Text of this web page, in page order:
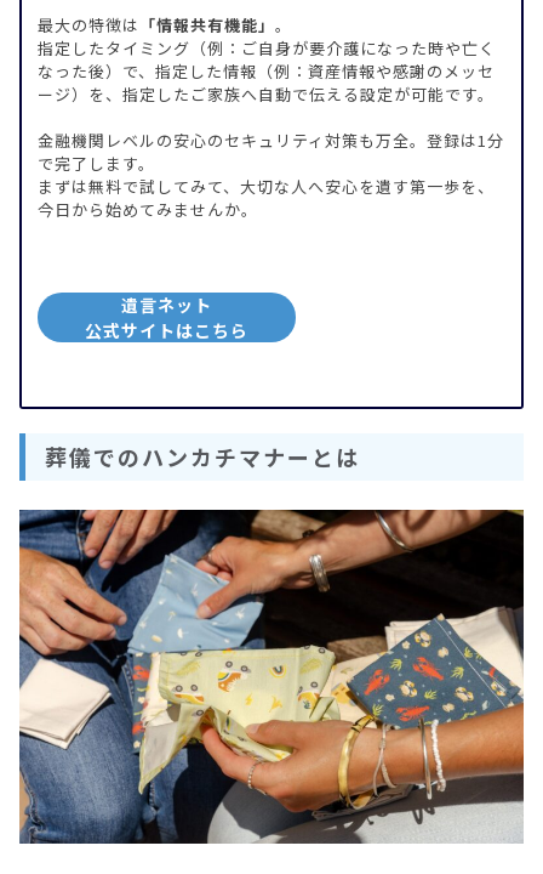
最大の特徴は 「情報共有機能」 。
指定したタイミング（例：ご自身が要介護になった時や亡く
なった後）で、指定した情報（例：資産情報や感謝のメッセ
ージ）を、指定したご家族へ自動で伝える設定が可能です。
金融機関レベルの安心のセキュリティ対策も万全。登録は1分
で完了します。
まずは無料で試してみて、大切な人へ安心を遺す第一歩を、
今日から始めてみませんか。
遺言ネット
公式サイトはこちら
葬儀でのハンカチマナーとは